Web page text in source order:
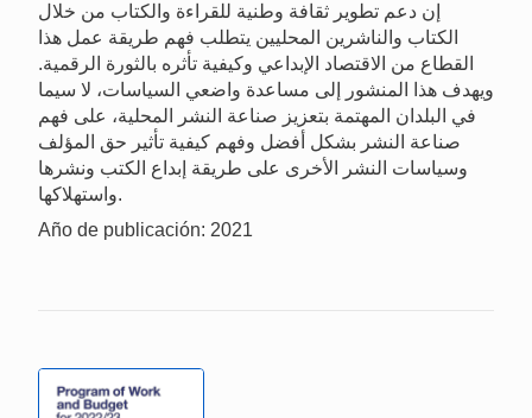
إن دعم تطوير ثقافة وطنية للقراءة والكتاب من خلال
الكتاب والناشرين المحليين يتطلب فهم طريقة عمل هذا
القطاع من الاقتصاد الإبداعي وكيفية تأثره بالثورة الرقمية.
ويهدف هذا المنشور إلى مساعدة واضعي السياسات، لا سيما
في البلدان المهتمة بتعزيز صناعة النشر المحلية، على فهم
صناعة النشر بشكل أفضل وفهم كيفية تأثير حق المؤلف
وسياسات النشر الأخرى على طريقة إبداع الكتب ونشرها
واستهلاكها.
Año de publicación: 2021